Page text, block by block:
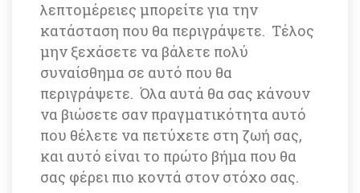
λεπτομέρειες μπορείτε για την
κατάσταση που θα περιγράψετε. Τέλος
μην ξεχάσετε να βάλετε πολύ
συναίσθημα σε αυτό που θα
περιγράψετε. Όλα αυτά θα σας κάνουν
να βιώσετε σαν πραγματικότητα αυτό
που θέλετε να πετύχετε στη ζωή σας,
και αυτό είναι το πρώτο βήμα που θα
σας φέρει πιο κοντά στον στόχο σας.